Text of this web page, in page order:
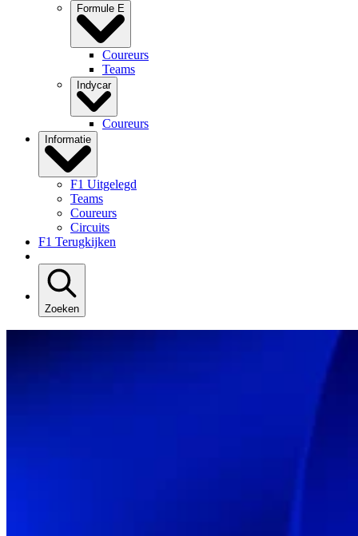
Formule E
Coureurs
Teams
Indycar
Coureurs
Informatie
F1 Uitgelegd
Teams
Coureurs
Circuits
F1 Terugkijken
Zoeken